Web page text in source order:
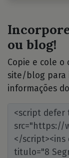
ou blog!
Copie e cole o
site/blog para
informações